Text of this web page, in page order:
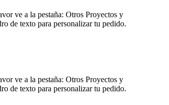
ve a la pestaña: Otros Proyectos y
de texto para personalizar tu pedido.
ve a la pestaña: Otros Proyectos y
de texto para personalizar tu pedido.